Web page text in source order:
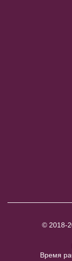
© 2018-
Время